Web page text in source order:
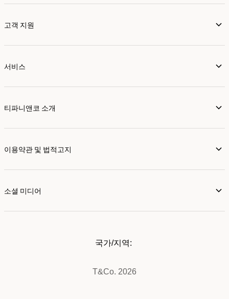
고객 지원
서비스
티파니앤코 소개
이용약관 및 법적고지
소셜 미디어
T&Co. 2026
국가/지역: